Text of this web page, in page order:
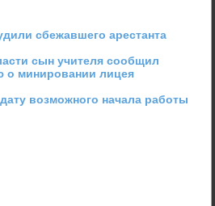
сбежавшего арестанта
сын учителя сообщил
минировании лицея
возможного начала работы